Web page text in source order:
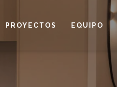
PROYECTOS EQUIPO